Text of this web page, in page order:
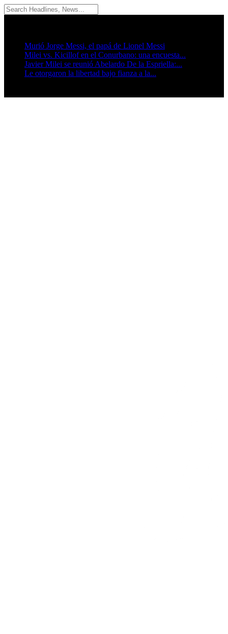
Murió Jorge Messi, el papá de Lionel Messi
Milei vs. Kicillof en el Conurbano: una encuesta...
Javier Milei se reunió Abelardo De la Espriella:...
Le otorgaron la libertad bajo fianza a la...